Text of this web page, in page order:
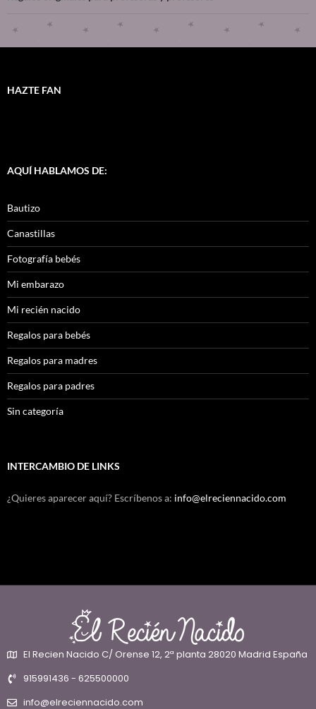
HAZTE FAN
AQUÍ HABLAMOS DE:
Bautizo
Canastillas
Fotografía bebés
Mi embarazo
Mi recién nacido
Regalos para bebés
Regalos para madres
Regalos para padres
Sin categoría
INTERCAMBIO DE LINKS
¿Quieres aparecer aquí? Escríbenos a: info@elreciennacido.com
El Recien Nacido C/ Orense 12, 2ª planta 28020 Madrid España
915991436 - 625500000
info@elreciennacido.com